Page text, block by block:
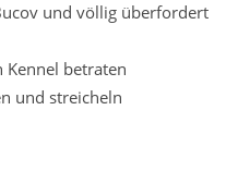
und völlig überfordert
betraten
und streicheln